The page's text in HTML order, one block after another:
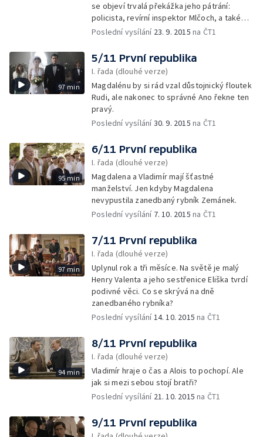
se objeví trvalá překážka jeho pátrání:
policista, revírní inspektor Mlčoch, a také
jedna dáma se ocitnou v pořádných
Poslední vysílání 23. 9. 2015 na ČT1
97 min
5/11 První republika
I. řada (dlouhé verze)
Magdalénu by si rád vzal důstojnický floutek
Rudi, ale nakonec to správné Ano řekne ten
pravý.
Poslední vysílání30. 9. 2015 na ČT1
95 min
6/11 První republika
I. řada (dlouhé verze)
Magdalena a Vladimír mají šťastné
manželství. Jen kdyby Magdalena
nevypustila zanedbaný rybník Zemánek.
Poslední vysílání 7. 10. 2015 na ČT1
97 min
7/11 První republika
I. řada (dlouhé verze)
Uplynul rok a tři měsíce. Na světě je malý
Henry Valenta a jeho sestřenice Eliška tvrdí
podivné věci. Co se skrývá na dně
zanedbaného rybníka?
Poslední vysílání14. 10. 2015 na ČT1
94 min
8/11 První republika
I. řada (dlouhé verze)
Vladimír hraje o čas a Alois to pochopí. Ale
jak si mezi sebou stojí bratři?
Poslední vysílání 21. 10. 2015 na ČT1
9/11 První republika